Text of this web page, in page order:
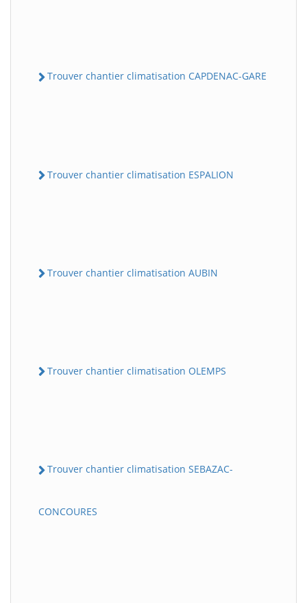
Trouver chantier climatisation CAPDENAC-GARE
Trouver chantier climatisation ESPALION
Trouver chantier climatisation AUBIN
Trouver chantier climatisation OLEMPS
Trouver chantier climatisation SEBAZAC-
CONCOURES